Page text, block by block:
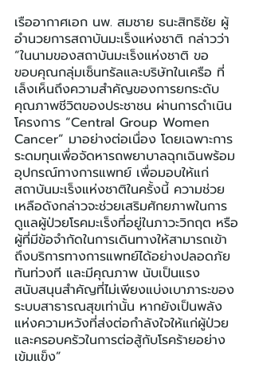
เรืออากาศเอก นพ. สมชาย ธนะสิทธิชัย ผู้
อำนวยการสถาบันมะเร็งแห่งชาติ กล่าวว่า
“ในนามของสถาบันมะเร็งแห่งชาติ ขอ
ขอบคุณกลุ่มเซ็นทรัลและบริษัทในเครือ ที่
เล็งเห็นถึงความสำคัญของการยกระดับ
คุณภาพชีวิตของประชาชน ผ่านการดำเนิน
โครงการ “Central Group Women
Cancer” มาอย่างต่อเนื่อง โดยเฉพาะการ
ระดมทุนเพื่อจัดหารถพยาบาลฉุกเฉินพร้อม
อุปกรณ์ทางการแพทย์ เพื่อมอบให้แก่
สถาบันมะเร็งแห่งชาติในครั้งนี้ ความช่วย
เหลือดังกล่าวจะช่วยเสริมศักยภาพในการ
ดูแลผู้ป่วยโรคมะเร็งที่อยู่ในภาวะวิกฤต หรือ
ผู้ที่มีข้อจำกัดในการเดินทางให้สามารถเข้า
ถึงบริการทางการแพทย์ได้อย่างปลอดภัย
ทันท่วงที และมีคุณภาพ นับเป็นแรง
สนับสนุนสำคัญที่ไม่เพียงแบ่งเบาภาระของ
ระบบสาธารณสุขเท่านั้น หากยังเป็นพลัง
แห่งความหวังที่ส่งต่อกำลังใจให้แก่ผู้ป่วย
และครอบครัวในการต่อสู้กับโรคร้ายอย่าง
เข้มแข็ง”